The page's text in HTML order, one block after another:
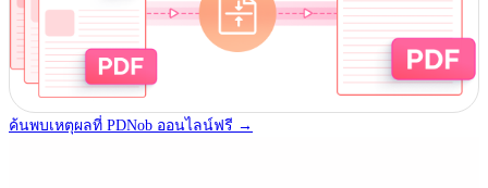
ค้นพบเหตุผลที่ PDNob ออนไลน์ฟรี →